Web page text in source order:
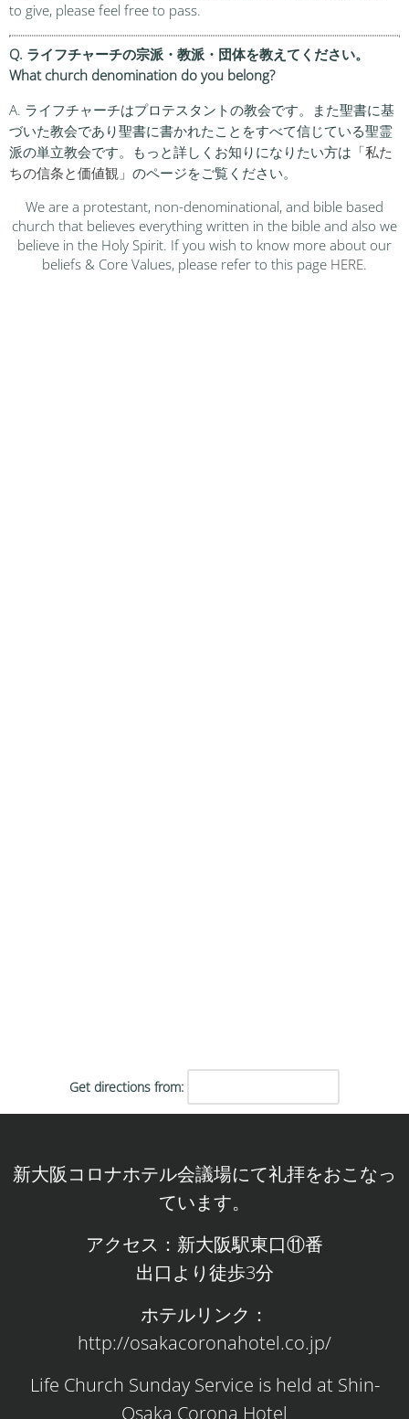
to give, please feel free to pass.
Q. ライフチャーチの宗派・教派・団体を教えてください。
What church denomination do you belong?
A. ライフチャーチはプロテスタントの教会です。また聖書に基
づいた教会であり聖書に書かれたことをすべて信じている聖霊
派の単立教会です。もっと詳しくお知りになりたい方は「私た
ちの信条と価値観 」のページをご覧ください。
We are a protestant, non-denominational, and bible based
church that believes everything written in the bible and also we
believe in the Holy Spirit. If you wish to know more about our
beliefs & Core Values, please refer to this page HERE.
Get directions from:
新大阪コロナホテル会議場にて礼拝をおこなっ
ています。
アクセス：新大阪駅東口⑪番
出口より徒歩3分
ホテルリンク：
http://osakacoronahotel.co.jp/
Life Church Sunday Service is held at Shin-
Osaka Corona Hotel